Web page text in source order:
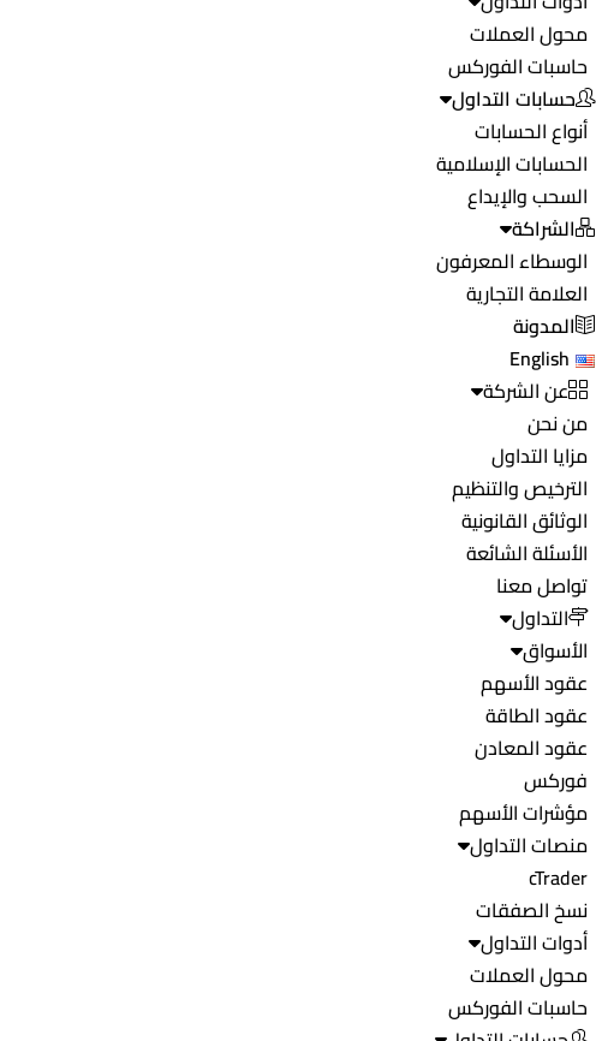
محول العملات
حاسبات الفوركس
حسابات التداول
أنواع الحسابات
الحسابات الإسلامية
السحب والإيداع
الشراكة
الوسطاء المعرفون
العلامة التجارية
المدونة
English
عن الشركة
من نحن
مزايا التداول
الترخيص والتنظيم
الوثائق القانونية
الأسئلة الشائعة
تواصل معنا
التداول
الأسواق
عقود الأسهم
عقود الطاقة
عقود المعادن
فوركس
مؤشرات الأسهم
منصات التداول
cTrader
نسخ الصفقات
أدوات التداول
محول العملات
حاسبات الفوركس